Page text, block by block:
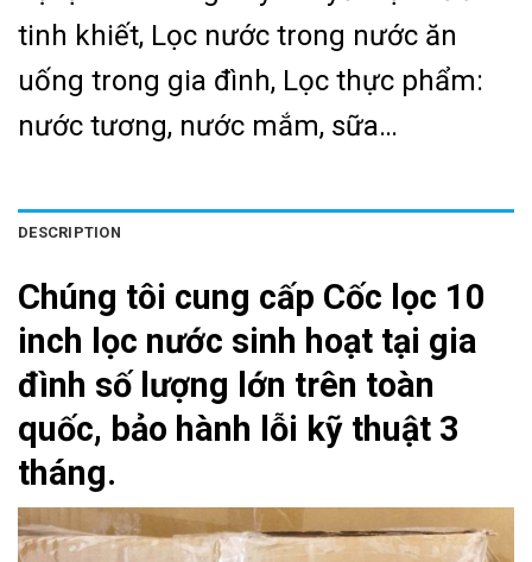
tinh khiết, Lọc nước trong nước ăn
uống trong gia đình, Lọc thực phẩm:
nước tương, nước mắm, sữa…
DESCRIPTION
Chúng tôi cung cấp Cốc lọc 10
inch lọc nước sinh hoạt tại gia
đình số lượng lớn trên toàn
quốc, bảo hành lỗi kỹ thuật 3
tháng.